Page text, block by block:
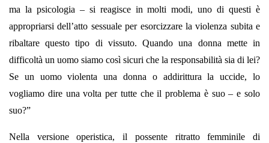
ma la psicologia – si reagisce in molti modi, uno di questi è
appropriarsi dell’atto sessuale per esorcizzare la violenza subita e
ribaltare questo tipo di vissuto. Quando una donna mette in
difficoltà un uomo siamo così sicuri che la responsabilità sia di lei?
Se un uomo violenta una donna o addirittura la uccide, lo
vogliamo dire una volta per tutte che il problema è suo – e solo
suo?”
Nella versione operistica, il possente ritratto femminile di